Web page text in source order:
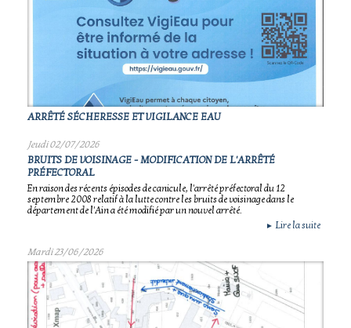
ARRÊTÉ SÉCHERESSE ET VIGILANCE EAU
Jeudi 02/07/2026
BRUITS DE VOISINAGE - MODIFICATION DE L'ARRÊTÉ
PRÉFECTORAL
En raison des récents épisodes de canicule, l'arrêté préfectoral du 12
septembre 2008 relatif à la lutte contre les bruits de voisinage dans le
département de l'Ain a été modifié par un nouvel arrêté.
► Lire la suite
Mardi 23/06/2026